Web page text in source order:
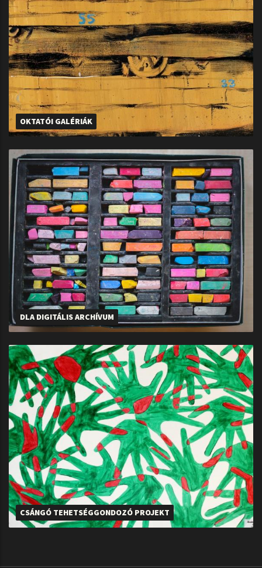
OKTATÓI GALÉRIÁK
DLA DIGITÁLIS ARCHÍVUM
CSÁNGÓ TEHETSÉGGONDOZÓ PROJEKT